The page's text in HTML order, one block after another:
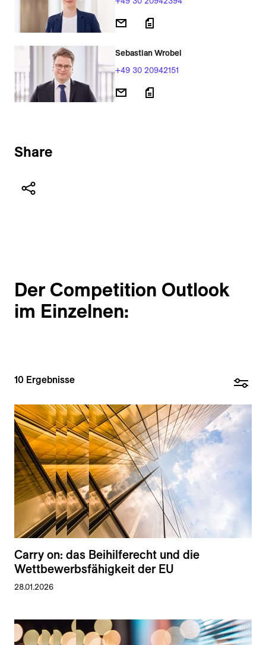
Sebastian Wrobel
+49 30 20942151
Share
Der Competition Outlook
im Einzelnen:
10 Ergebnisse
Carry on: das Beihilferecht und die
Wettbewerbsfähigkeit der EU
28.01.2026